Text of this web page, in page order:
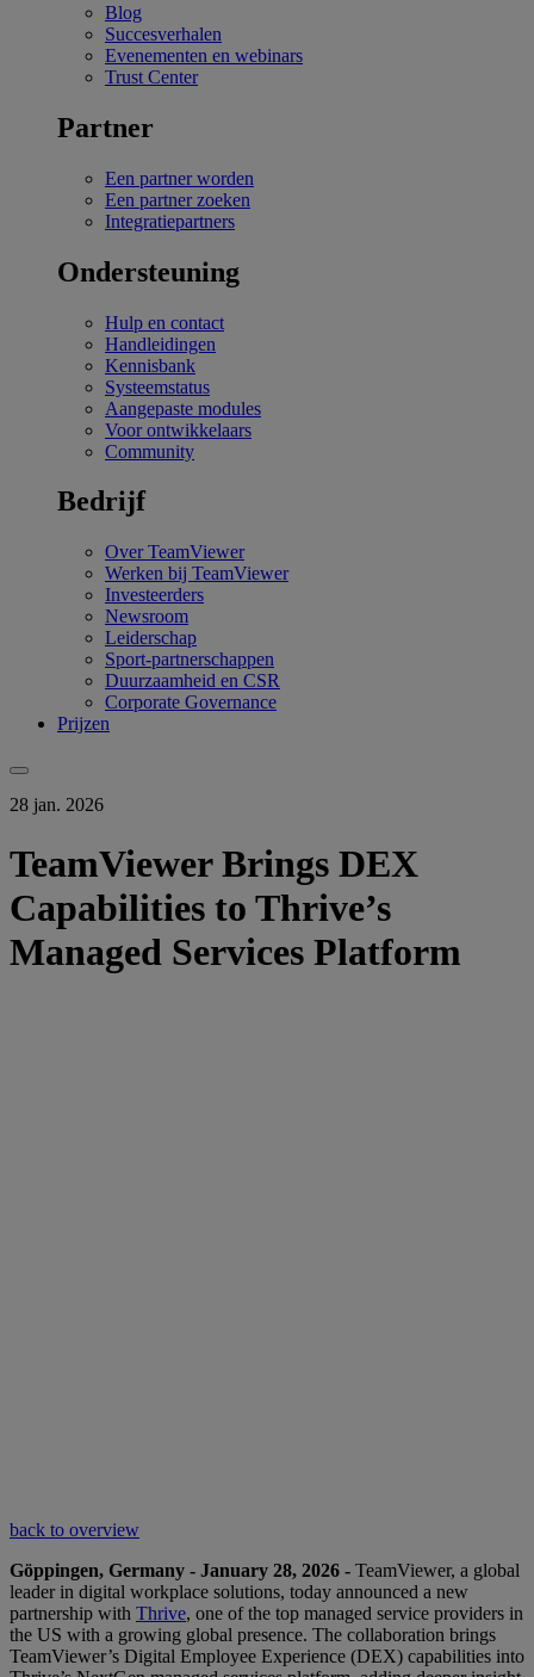
Blog
Succesverhalen
Evenementen en webinars
Trust Center
Partner
Een partner worden
Een partner zoeken
Integratiepartners
Ondersteuning
Hulp en contact
Handleidingen
Kennisbank
Systeemstatus
Aangepaste modules
Voor ontwikkelaars
Community
Bedrijf
Over TeamViewer
Werken bij TeamViewer
Investeerders
Newsroom
Leiderschap
Sport-partnerschappen
Duurzaamheid en CSR
Corporate Governance
Prijzen
28 jan. 2026
TeamViewer Brings DEX
Capabilities to Thrive’s
Managed Services Platform
back to overview
Göppingen, Germany - January 28, 2026 - TeamViewer, a global
leader in digital workplace solutions, today announced a new
partnership with Thrive, one of the top managed service providers in
the US with a growing global presence. The collaboration brings
TeamViewer’s Digital Employee Experience (DEX) capabilities into